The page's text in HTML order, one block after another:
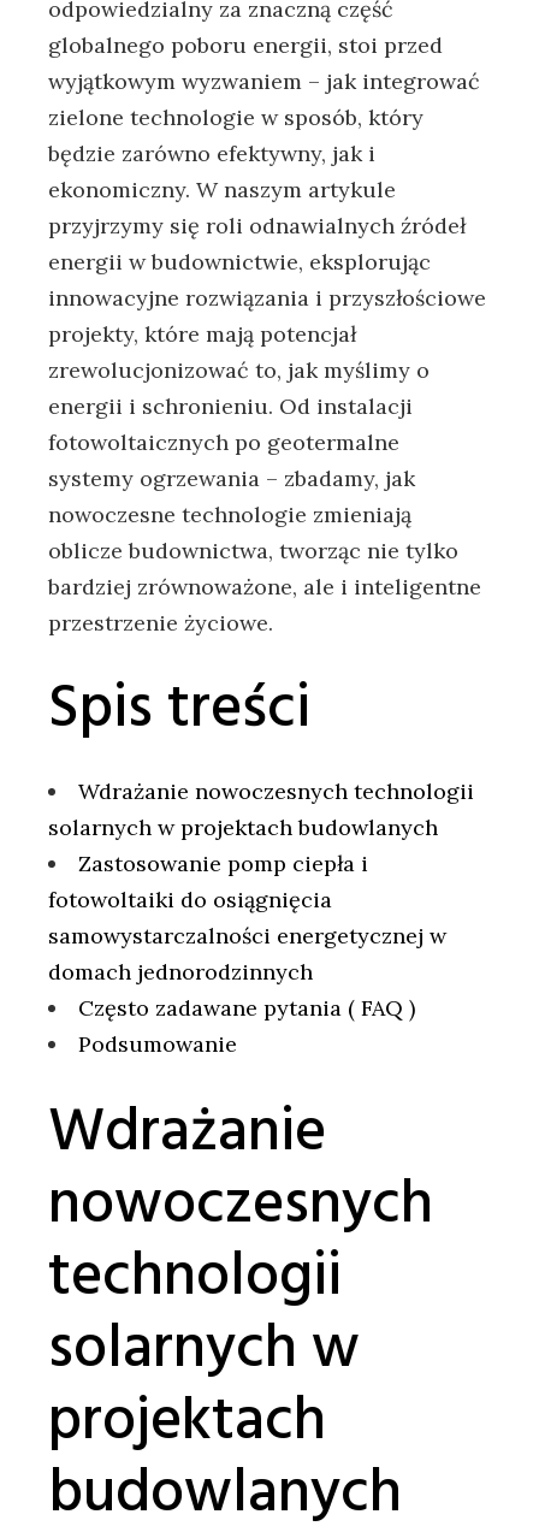
odpowiedzialny za znaczną część
globalnego ‍poboru⁢ energii, stoi ​przed
wyjątkowym ‍wyzwaniem – jak integrować⁤
zielone technologie w sposób, ⁢który
będzie⁣ zarówno efektywny, jak ‍i
ekonomiczny. W naszym artykule
przyjrzymy się roli⁢ odnawialnych źródeł⁢
energii w budownictwie, eksplorując
innowacyjne rozwiązania i przyszłościowe
projekty, które mają potencjał
zrewolucjonizować to, jak myślimy o ​
energii i schronieniu. Od instalacji
‍fotowoltaicznych po geotermalne
systemy ogrzewania ⁣– zbadamy, jak
nowoczesne technologie zmieniają
oblicze budownictwa, ⁤tworząc‌ nie tylko
bardziej zrównoważone,⁣ ale‌ i inteligentne
⁤przestrzenie życiowe.
Spis treści
Wdrażanie nowoczesnych technologii⁣
solarnych w projektach budowlanych
Zastosowanie ⁤pomp ‌ciepła i⁣
fotowoltaiki ‌do osiągnięcia
samowystarczalności energetycznej w
domach jednorodzinnych
Często zadawane pytania ( FAQ )
Podsumowanie
Wdrażanie
nowoczesnych⁤
technologii
solarnych w
projektach
budowlanych